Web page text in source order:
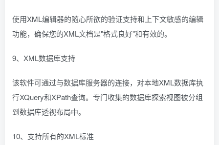
使用XML编辑器的随心所欲的验证支持和上下文敏感的编辑
功能，确保您的XML文档是"格式良好"和有效的。
9、XML数据库支持
该软件可通过与数据库服务器的连接，对本地XML数据库执
行XQuery和XPath查询。专门收集的数据库探索视图被分组
到数据库透视布局中。
10、支持所有的XML标准